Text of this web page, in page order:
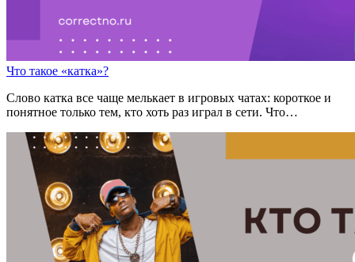
Что такое «катка»?
Cлово катка все чаще мелькает в игровых чатах: короткое и
понятное только тем, кто хоть раз играл в сети. Что…